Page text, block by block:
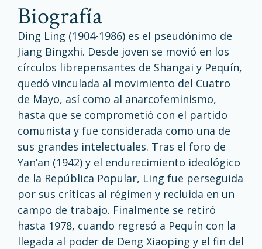
biografía
Ding Ling (1904-1986) es el pseudónimo de
Jiang Bingxhi. Desde joven se movió en los
círculos librepensantes de Shangai y Pequín,
quedó vinculada al movimiento del Cuatro
de Mayo, así como al anarcofeminismo,
hasta que se comprometió con el partido
comunista y fue considerada como una de
sus grandes intelectuales. Tras el foro de
Yan’an (1942) y el endurecimiento ideológico
de la República Popular, Ling fue perseguida
por sus críticas al régimen y recluida en un
campo de trabajo. Finalmente se retiró
hasta 1978, cuando regresó a Pequín con la
llegada al poder de Deng Xiaoping y el fin del